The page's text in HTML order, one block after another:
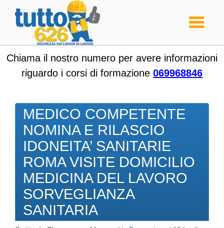
Toggle
Chiama il nostro numero per avere informazioni
riguardo i corsi di formazione 069968846
MEDICO COMPETENTE
NOMINA E RILASCIO
IDONEITA’ SANITARIE
ROMA VISITE DOMICILIO
MEDICINA DEL LAVORO
SORVEGLIANZA
SANITARIA